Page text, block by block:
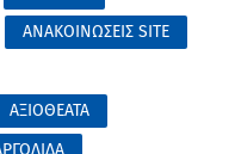
ΑΝΑΚΟΙΝΩΣΕΙΣ SITE
ΑΞΙΟΘΕΑΤΑ